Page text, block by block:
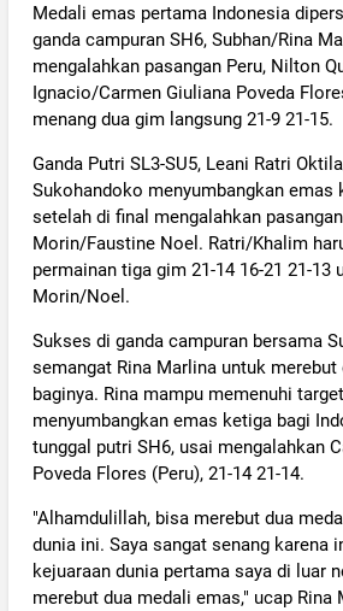
Medali emas pertama Indonesia
ganda campuran SH6, Subhan/Rina
mengalahkan pasangan Peru, Nilton
Ignacio/Carmen Giuliana Poveda
menang dua gim langsung 21-9 21-15.
Ganda Putri SL3-SU5, Leani Ratri
Sukohandoko menyumbangkan emas
setelah di final mengalahkan
Morin/Faustine Noel. Ratri/Khalim
permainan tiga gim 21-14 16-21 21-13
Morin/Noel.
Sukses di ganda campuran bersama
semangat Rina Marlina untuk merebut
baginya. Rina mampu memenuhi
menyumbangkan emas ketiga bagi
tunggal putri SH6, usai mengalahkan
Poveda Flores (Peru), 21-14 21-14.
"Alhamdulillah, bisa merebut dua
dunia ini. Saya sangat senang karena
kejuaraan dunia pertama saya di luar
merebut dua medali emas," ucap Rina